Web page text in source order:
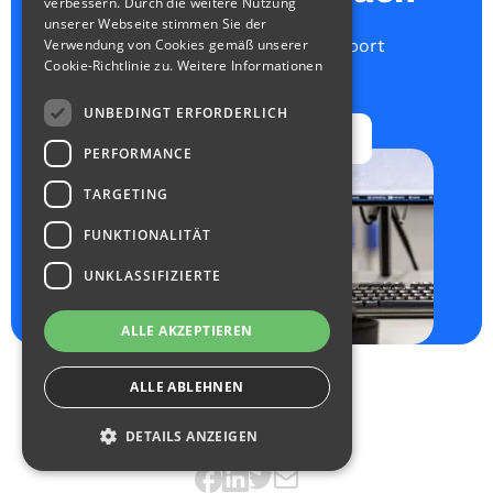
Alles über unseren Real-Time-Support
Fragen & unverbindliches Angebot
unserer Webseite stimmen Sie der
Verwendung von Cookies gemäß unserer
Cookie-Richtlinie zu. Weitere Informationen
UNBEDINGT ERFORDERLICH
PERFORMANCE
TARGETING
FUNKTIONALITÄT
UNKLASSIFIZIERTE
ALLE AKZEPTIEREN
ALLE ABLEHNEN
DETAILS ANZEIGEN